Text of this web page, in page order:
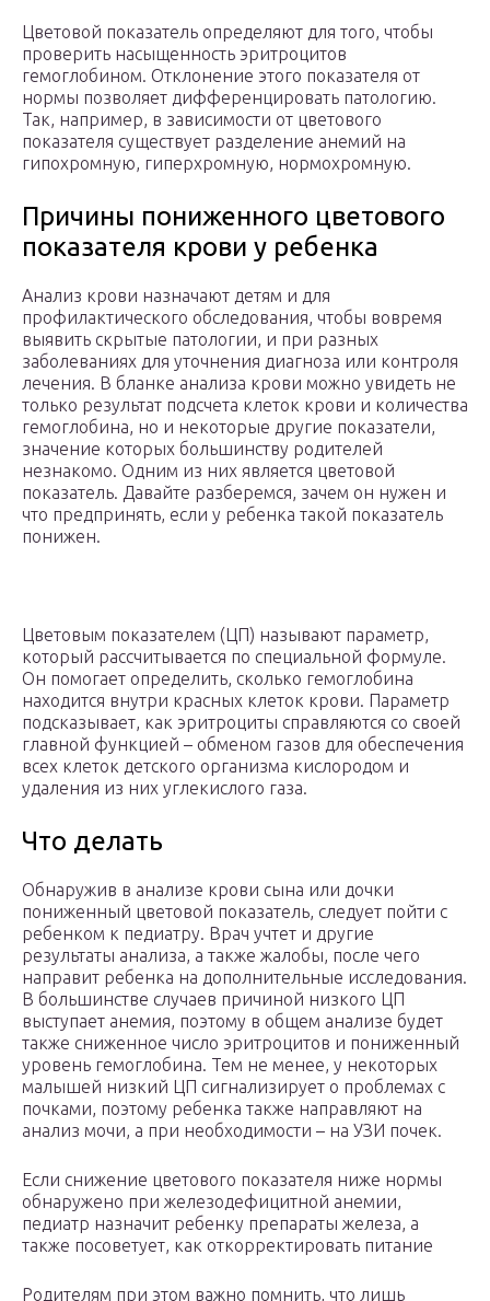
Цветовой показатель определяют для того, чтобы
проверить насыщенность эритроцитов
гемоглобином. Отклонение этого показателя от
нормы позволяет дифференцировать патологию.
Так, например, в зависимости от цветового
показателя существует разделение анемий на
гипохромную, гиперхромную, нормохромную.
Причины пониженного цветового
показателя крови у ребенка
Анализ крови назначают детям и для
профилактического обследования, чтобы вовремя
выявить скрытые патологии, и при разных
заболеваниях для уточнения диагноза или контроля
лечения. В бланке анализа крови можно увидеть не
только результат подсчета клеток крови и количества
гемоглобина, но и некоторые другие показатели,
значение которых большинству родителей
незнакомо. Одним из них является цветовой
показатель. Давайте разберемся, зачем он нужен и
что предпринять, если у ребенка такой показатель
понижен.
Цветовым показателем (ЦП) называют параметр,
который рассчитывается по специальной формуле.
Он помогает определить, сколько гемоглобина
находится внутри красных клеток крови. Параметр
подсказывает, как эритроциты справляются со своей
главной функцией – обменом газов для обеспечения
всех клеток детского организма кислородом и
удаления из них углекислого газа.
Что делать
Обнаружив в анализе крови сына или дочки
пониженный цветовой показатель, следует пойти с
ребенком к педиатру. Врач учтет и другие
результаты анализа, а также жалобы, после чего
направит ребенка на дополнительные исследования.
В большинстве случаев причиной низкого ЦП
выступает анемия, поэтому в общем анализе будет
также сниженное число эритроцитов и пониженный
уровень гемоглобина. Тем не менее, у некоторых
малышей низкий ЦП сигнализирует о проблемах с
почками, поэтому ребенка также направляют на
анализ мочи, а при необходимости – на УЗИ почек.
Если снижение цветового показателя ниже нормы
обнаружено при железодефицитной анемии,
педиатр назначит ребенку препараты железа, а
также посоветует, как откорректировать питание
Родителям при этом важно помнить, что лишь